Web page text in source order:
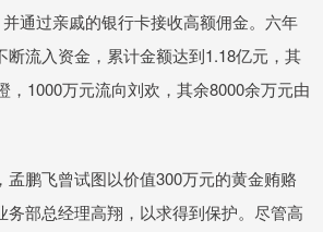
并通过亲戚的银行卡接收高额佣金。六年
断流入资金，累计金额达到1.18亿元，其
，1000万元流向刘欢，其余8000余万元由
孟鹏飞曾试图以价值300万元的黄金贿赂
部总经理高翔，以求得到保护。尽管高